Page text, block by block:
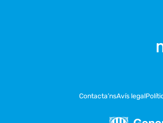
Contacta’nsAvís legal